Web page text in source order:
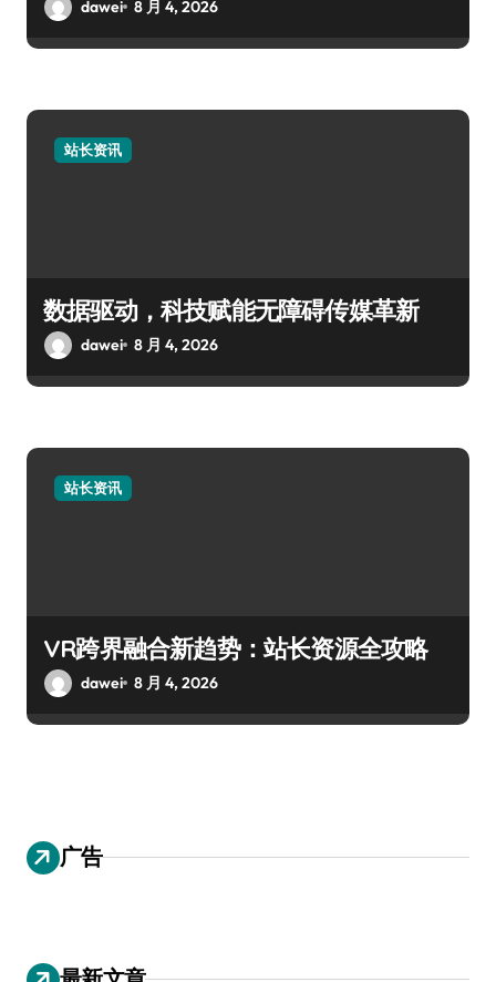
dawei 8 月 4, 2026
站长资讯
数据驱动，科技赋能无障碍传媒革新
dawei 8 月 4, 2026
站长资讯
VR跨界融合新趋势：站长资源全攻略
dawei 8 月 4, 2026
广告